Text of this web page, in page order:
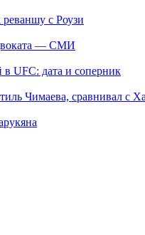
реваншу с Роузи
— СМИ
UFC: дата и соперник
Чимаева, сравнивал с